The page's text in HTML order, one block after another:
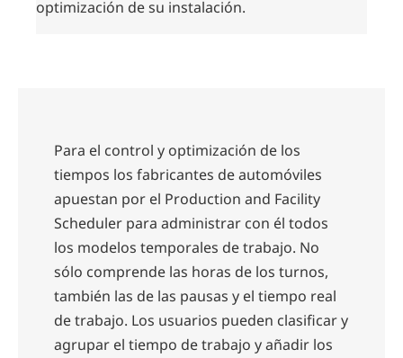
optimización de su instalación.
Para el control y optimización de los
tiempos los fabricantes de automóviles
apuestan por el Production and Facility
Scheduler para administrar con él todos
los modelos temporales de trabajo. No
sólo comprende las horas de los turnos,
también las de las pausas y el tiempo real
de trabajo. Los usuarios pueden clasificar y
agrupar el tiempo de trabajo y añadir los